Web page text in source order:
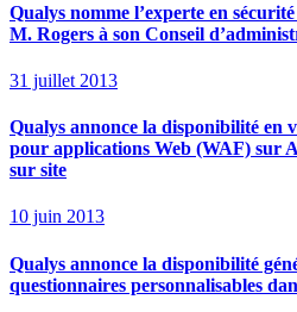
Qualys nomme l’experte en
M. Rogers à son Conseil
31 juillet 2013
Qualys annonce la disponibilité en
pour applications Web (WAF) sur
sur site
10 juin 2013
Qualys annonce la disponibilité
questionnaires personnalisables